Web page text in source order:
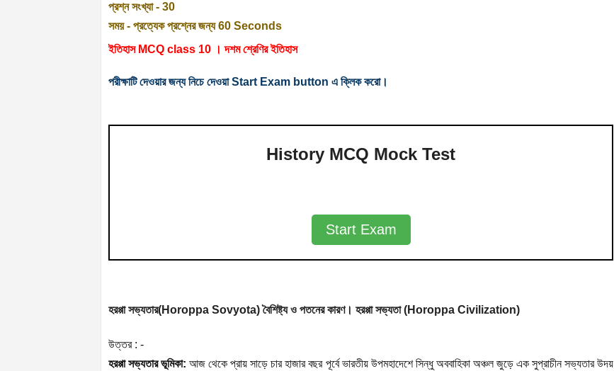
প্রশ্ন সংখ্যা - 30
সময় - প্রত্যেক প্রশ্নের জন্য 60 Seconds
ইতিহাস MCQ class 10 । দশম শ্রেণির ইতিহাস
পরীক্ষাটি দেওয়ার জন্য নিচে দেওয়া Start Exam button এ ক্লিক করো।
History MCQ Mock Test
Start Exam
হরপ্পা সভ্যতার(Horoppa Sovyota) বৈশিষ্ট্য ও পতনের কারণ। হরপ্পা সভ্যতা (Horoppa Civilization)
উত্তর : -
হরপ্পা সভ্যতার ভূমিকা: আজ থেকে প্রায় সাড়ে চার হাজার বছর পূর্বে ভারতীয় উপমহাদেশে সিন্ধু অববাহিকা অঞ্চল জুড়ে এক সুপ্রাচীন সভ্যতার উদয়